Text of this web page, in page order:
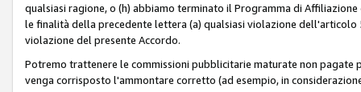
qualsiasi ragione, o (h) abbiamo terminato il Programma di
le finalità della precedente lettera (a) qualsiasi violazione
violazione del presente Accordo.
Potremo trattenere le commissioni pubblicitarie maturate non
venga corrisposto l'ammontare corretto (ad esempio, in